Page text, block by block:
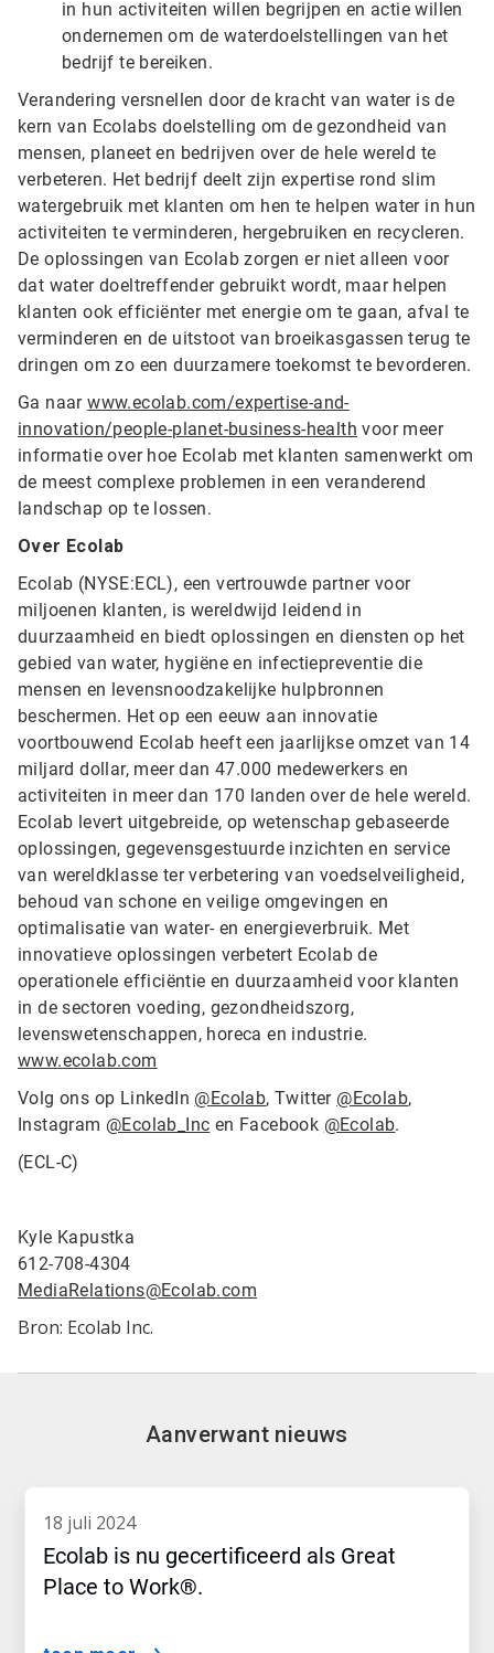
in hun activiteiten willen begrijpen en actie willen
ondernemen om de waterdoelstellingen van het
bedrijf te bereiken.
Verandering versnellen door de kracht van water is de
kern van Ecolabs doelstelling om de gezondheid van
mensen, planeet en bedrijven over de hele wereld te
verbeteren. Het bedrijf deelt zijn expertise rond slim
watergebruik met klanten om hen te helpen water in hun
activiteiten te verminderen, hergebruiken en recycleren.
De oplossingen van Ecolab zorgen er niet alleen voor
dat water doeltreffender gebruikt wordt, maar helpen
klanten ook efficiënter met energie om te gaan, afval te
verminderen en de uitstoot van broeikasgassen terug te
dringen om zo een duurzamere toekomst te bevorderen.
Ga naarwww.ecolab.com/expertise-and-
innovation/people-planet-business-health voor meer
informatie over hoe Ecolab met klanten samenwerkt om
de meest complexe problemen in een veranderend
landschap op te lossen.
Over Ecolab
Ecolab (NYSE:ECL), een vertrouwde partner voor
miljoenen klanten, is wereldwijd leidend in
duurzaamheid en biedt oplossingen en diensten op het
gebied van water, hygiëne en infectiepreventie die
mensen en levensnoodzakelijke hulpbronnen
beschermen. Het op een eeuw aan innovatie
voortbouwend Ecolab heeft een jaarlijkse omzet van 14
miljard dollar, meer dan 47.000 medewerkers en
activiteiten in meer dan 170 landen over de hele wereld.
Ecolab levert uitgebreide, op wetenschap gebaseerde
oplossingen, gegevensgestuurde inzichten en service
van wereldklasse ter verbetering van voedselveiligheid,
behoud van schone en veilige omgevingen en
optimalisatie van water- en energieverbruik. Met
innovatieve oplossingen verbetert Ecolab de
operationele efficiëntie en duurzaamheid voor klanten
in de sectoren voeding, gezondheidszorg,
levenswetenschappen, horeca en industrie.
www.ecolab.com
Volg ons op LinkedIn @Ecolab, Twitter @Ecolab,
Instagram @Ecolab_Inc en Facebook @Ecolab.
(ECL-C)
Kyle Kapustka
612-708-4304
MediaRelations@Ecolab.com
Bron: Ecolab Inc.
Aanverwant nieuws
18 juli 2024
Ecolab is nu gecertificeerd als Great
Place to Work®.